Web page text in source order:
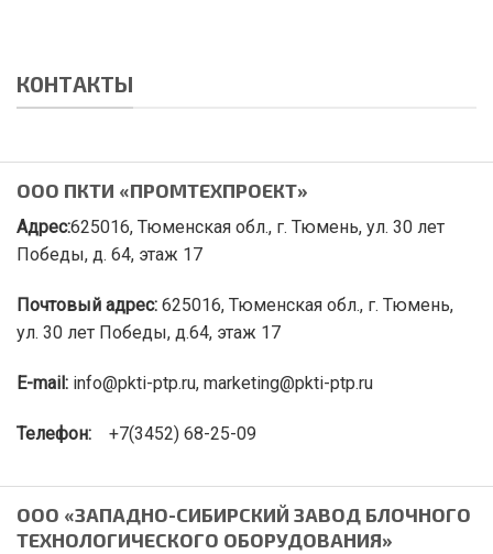
КОНТАКТЫ
ООО ПКТИ «ПРОМТЕХПРОЕКТ»
Адрес:625016, Тюменская обл., г. Тюмень, ул. 30 лет
Победы, д. 64, этаж 17
Почтовый адрес: 625016, Тюменская обл., г. Тюмень,
ул. 30 лет Победы, д.64, этаж 17
E-mail: info@pkti-ptp.ru, marketing@pkti-ptp.ru
Телефон: +7(3452) 68-25-09
ООО «ЗАПАДНО-СИБИРСКИЙ ЗАВОД БЛОЧНОГО
ТЕХНОЛОГИЧЕСКОГО ОБОРУДОВАНИЯ»